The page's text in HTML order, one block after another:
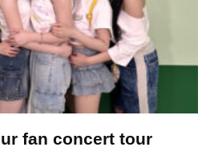
fan concert tour